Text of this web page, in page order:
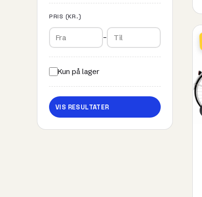
PRIS (KR.)
–
Kun på lager
VIS RESULTATER